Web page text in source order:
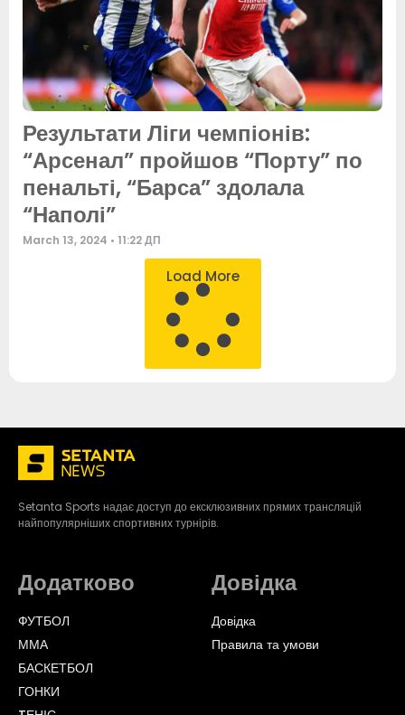
Результати Ліги чемпіонів:
“Арсенал” пройшов “Порту” по
пенальті, “Барса” здолала
“Наполі”
March 13, 2024 11:22 ДП
Load More
Setanta Sports надає доступ до ексклюзивних прямих трансляцій
найпопулярніших спортивних турнірів.
Додатково
ФУТБОЛ
ММА
БАСКЕТБОЛ
ГОНКИ
Довідка
Довідка
Правила та умови